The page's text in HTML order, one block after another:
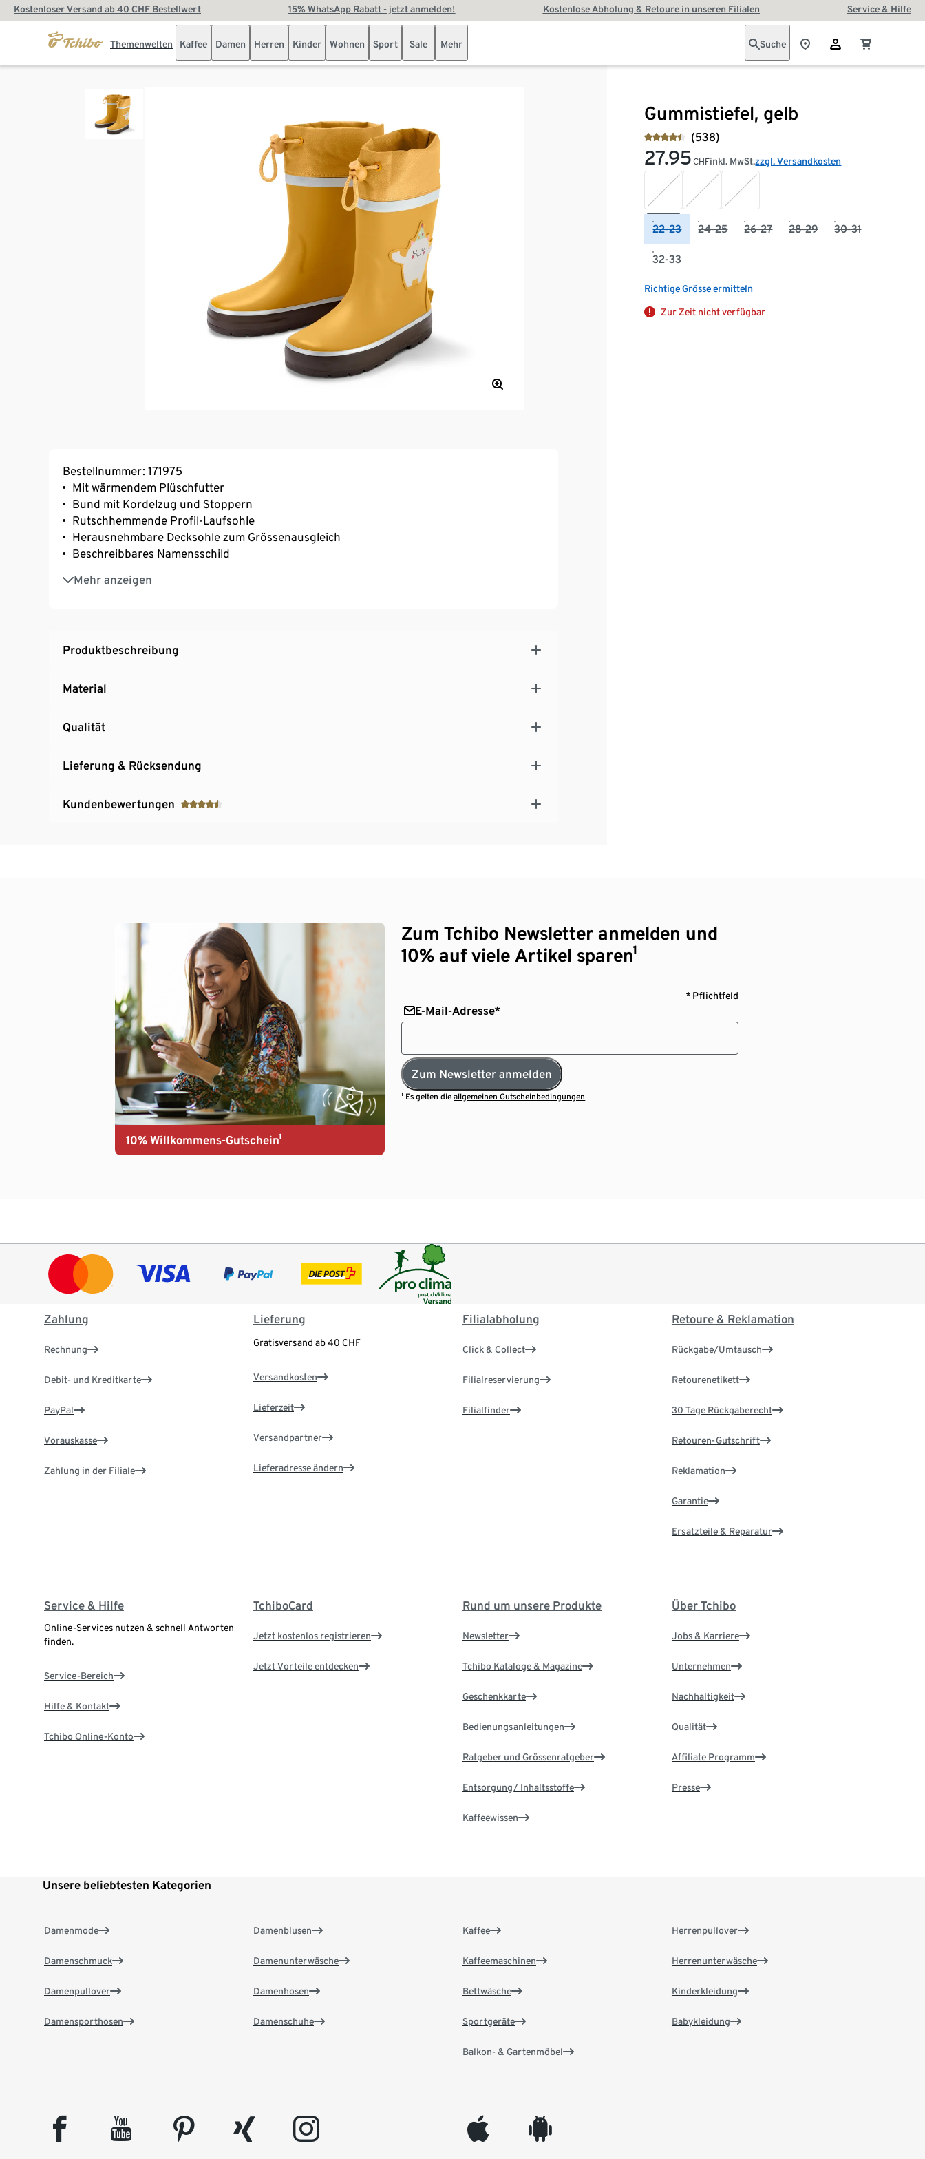
Kostenloser Versand ab 40 CHF Bestellwert 15% WhatsApp Rabatt - jetzt anmelden! Kostenlose Abholung & Retoure in unseren Filialen Service & Hilfe
Themenwelten Kaffee Damen Herren Kinder Wohnen Sport Sale Mehr Suche
Gummistiefel, gelb
(538)
27.95 CHFinkl. MwSt.zzgl. Versandkosten
22-23 24-25 26-27 28-29 30-31
32-33
Richtige Grösse ermitteln
Zur Zeit nicht verfügbar
Bestellnummer: 171975
Mit wärmendem Plüschfutter
Bund mit Kordelzug und Stoppern
Rutschhemmende Profil-Laufsohle
Herausnehmbare Decksohle zum Grössenausgleich
Beschreibbares Namensschild
Mehr anzeigen
Wasserdicht
Mit dekorativen Reflektorelementen
Produktbeschreibung
Material
Qualität
Lieferung & Rücksendung
Kundenbewertungen
10% Willkommens-Gutschein¹
Zum Tchibo Newsletter anmelden und
10% auf viele Artikel sparen¹
* Pflichtfeld
E-Mail-Adresse*
Zum Newsletter anmelden
¹ Es gelten dieallgemeinen Gutscheinbedingungen
Zahlung
Rechnung
Debit- und Kreditkarte
PayPal
Vorauskasse
Zahlung in der Filiale
Lieferung
Gratisversand ab 40 CHF
Versandkosten
Lieferzeit
Versandpartner
Lieferadresse ändern
Filialabholung
Click & Collect
Filialreservierung
Filialfinder
Retoure & Reklamation
Rückgabe/Umtausch
Retourenetikett
30 Tage Rückgaberecht
Retouren-Gutschrift
Reklamation
Garantie
Ersatzteile & Reparatur
Service & Hilfe
Online-Services nutzen & schnell Antworten
finden.
Service-Bereich
Hilfe & Kontakt
Tchibo Online-Konto
TchiboCard
Jetzt kostenlos registrieren
Jetzt Vorteile entdecken
Rund um unsere Produkte
Newsletter
Tchibo Kataloge & Magazine
Geschenkkarte
Bedienungsanleitungen
Ratgeber und Grössenratgeber
Entsorgung/ Inhaltsstoffe
Kaffeewissen
Über Tchibo
Jobs & Karriere
Unternehmen
Nachhaltigkeit
Qualität
Affiliate Programm
Presse
Unsere beliebtesten Kategorien
Damenmode
Damenschmuck
Damenpullover
Damensporthosen
Damenblusen
Damenunterwäsche
Damenhosen
Damenschuhe
Kaffee
Kaffeemaschinen
Bettwäsche
Sportgeräte
Balkon- & Gartenmöbel
Herrenpullover
Herrenunterwäsche
Kinderkleidung
Babykleidung
facebook youtube pinterest xing instagram appleinc android